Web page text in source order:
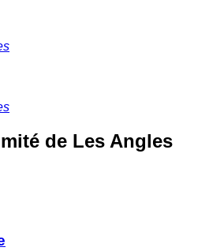
de Les Angles